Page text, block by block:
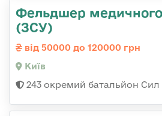
Фельдшер
(ЗСУ)
від 50000 до 120000 грн
Київ
243 окремий батальйон